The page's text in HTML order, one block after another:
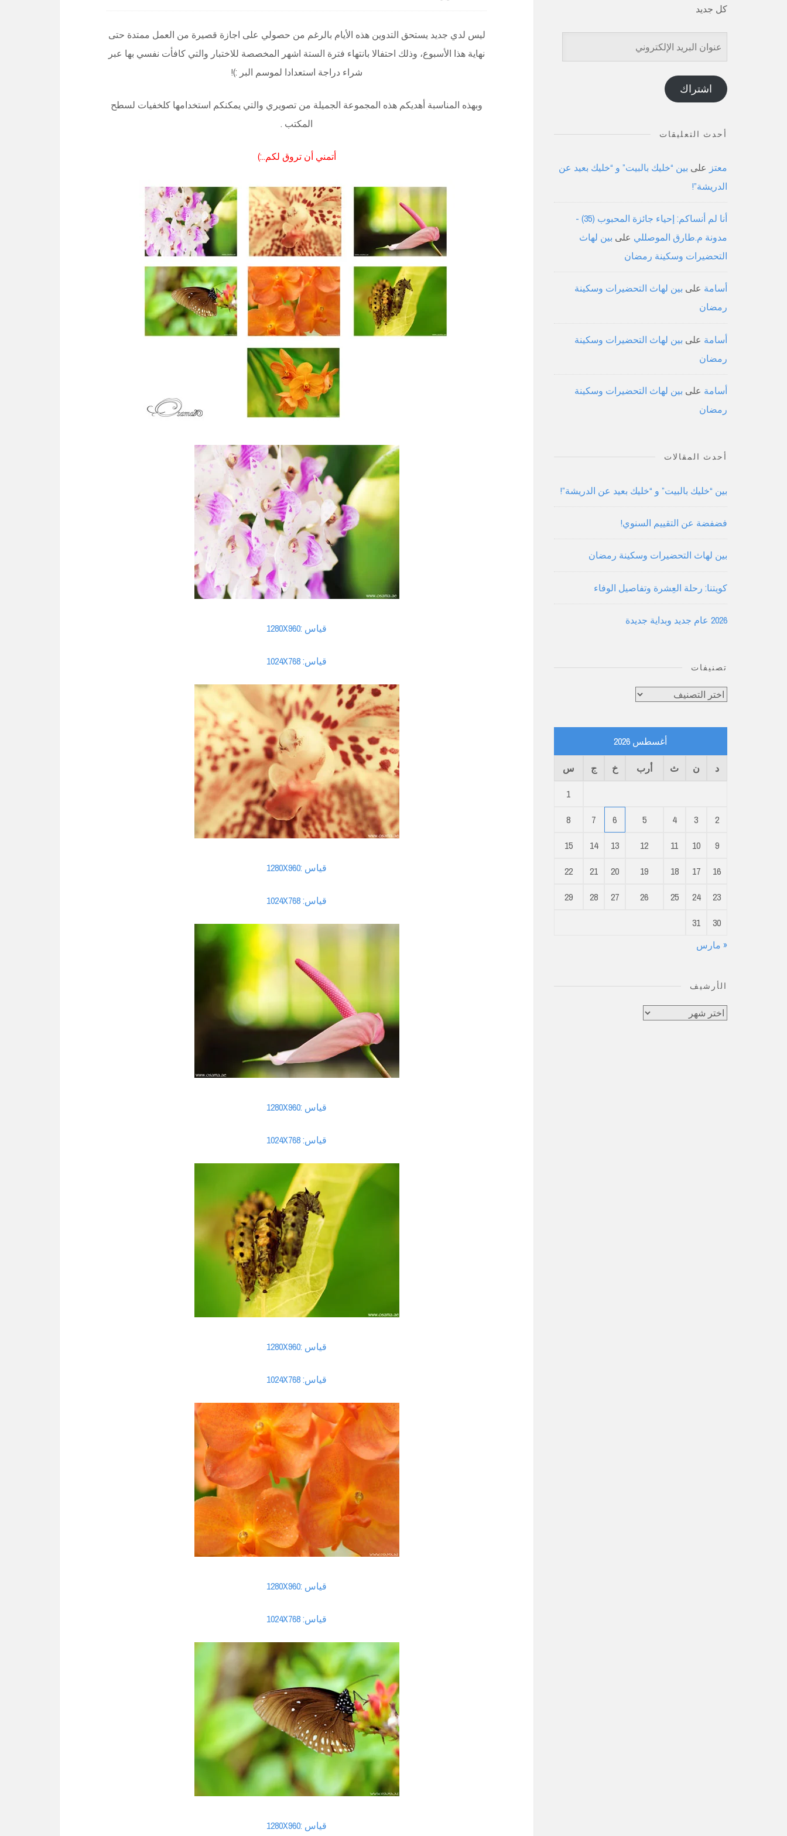
ليس لدي جديد يستحق التدوين هذه الأيام بالرغم من حصولي على اجازة قصيرة من العمل ممتدة حتى
نهاية هذا الأسبوع، وذلك احتفالا بانتهاء فترة الستة اشهر المخصصة للاختبار والتي كافأت نفسي بها عبر
شراء دراجة استعدادا لموسم البر :)!
وبهذه المناسبة أهديكم هذه المجموعة الجميلة من تصويري والتي يمكنكم استخدامها كلخفيات لسطح
المكتب .
أتمني أن تروق لكم..:)
قياس :1280X960
قياس: 1024X768
قياس :1280X960
قياس: 1024X768
قياس :1280X960
قياس: 1024X768
قياس :1280X960
قياس: 1024X768
قياس :1280X960
قياس: 1024X768
قياس :1280X960
كل جديد
عنوان
البريد
الإلكتروني
اشتراك
أحدث التعليقات
معتز على بين “خليك بالبيت” و “خليك بعيد عن
الدريشة”!
أنا لم أنساكم: إحياء جائزة المحبوب (35) -
مدونة م.طارق الموصللي على بين لهاث
التحضيرات وسكينة رمضان
أسامة على بين لهاث التحضيرات وسكينة
رمضان
أسامة على بين لهاث التحضيرات وسكينة
رمضان
أسامة على بين لهاث التحضيرات وسكينة
رمضان
أحدث المقالات
بين “خليك بالبيت” و “خليك بعيد عن الدريشة”!
فضفضة عن التقييم السنوي!
بين لهاث التحضيرات وسكينة رمضان
كويتنا: رحلة العِشرة وتفاصيل الوفاء
2026 عام جديد وبداية جديدة
تصنيفات
تصنيفات
أغسطس 2026
د ن ث أرب خ ج
س
1
2
3
4
5
6
7
8
9
10
11
12
13
14
15
16
17
18
19
20
21
22
23
24
25
26
27
28
29
30
31
« مارس
الأرشيف
الأرشيف